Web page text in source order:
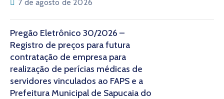
7 de agosto de 2026
Pregão Eletrônico 30/2026 –
Registro de preços para futura
contratação de empresa para
realização de perícias médicas de
servidores vinculados ao FAPS e a
Prefeitura Municipal de Sapucaia do